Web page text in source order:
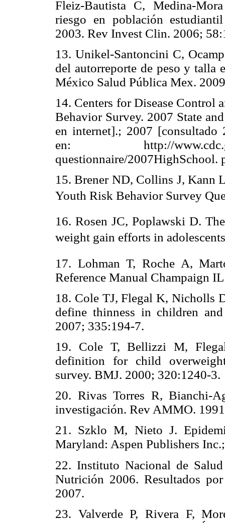
Fleiz-Bautista C, Medina-
riesgo en población
2003. Rev Invest Clin. 2006;
13. Unikel-Santoncini C,
del autorreporte de peso y talla
México Salud Pública Mex.
14. Centers for Disease Control
Behavior Survey. 2007 State
en internet].; 2007
en: http://
questionnaire/2007HighSchool.
15. Brener ND, Collins J, Kann
Youth Risk Behavior Survey
16. Rosen JC, Poplawski D.
weight gain efforts in
17. Lohman T, Roche A,
Reference Manual Champaign
18. Cole TJ, Flegal K, Nicholls
define thinness in children
2007; 335:194-7.
19. Cole T, Bellizzi M,
definition for child
survey. BMJ. 2000; 320:1240-3.
20. Rivas Torres R, Bianchi-
investigación. Rev AMMO.
21. Szklo M, Nieto J.
Maryland: Aspen Publishers
22. Instituto Nacional de
Nutrición 2006. Resultados
2007.
23. Valverde P, Rivera F,